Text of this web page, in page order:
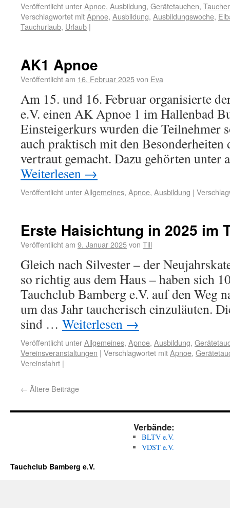
Veröffentlicht unterApnoe, Ausbildung, Gerätetauchen,
Verschlagwortet mitApnoe, Ausbildung, Ausbildungswoche,
Tauchurlaub, Urlaub |
AK1 Apnoe
Veröffentlicht am 16. Februar 2025von Eva
Am 15. und 16. Februar organisierte
e.V. einen AK Apnoe 1 im Hallenbad
Einsteigerkurs wurden die Teilnehmer
auch praktisch mit den Besonderheiten
vertraut gemacht. Dazu gehörten
Weiterlesen →
Veröffentlicht unterAllgemeines, Apnoe, Ausbildung |
Erste Haisichtung in 2025 im
Veröffentlicht am 9. Januar 2025von Till
Gleich nach Silvester – der
so richtig aus dem Haus – haben sich
Tauchclub Bamberg e.V. auf den Weg
um das Jahr taucherisch einzuläuten.
sind … Weiterlesen →
Veröffentlicht unterAllgemeines, Apnoe, Ausbildung,
Vereinsveranstaltungen | Verschlagwortet mitApnoe,
Vereinsfahrt |
← Ältere Beiträge
Verbände:
BLTV e.V.
VDST e.V.
Tauchclub Bamberg e.V.